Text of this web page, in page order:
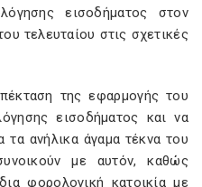
εισοδήματος στον
τελευταίου στις σχετικές
της εφαρμογής του
εισοδήματος και να
τα ανήλικα άγαμα τέκνα του
με αυτόν, καθώς
φορολογική κατοικία με